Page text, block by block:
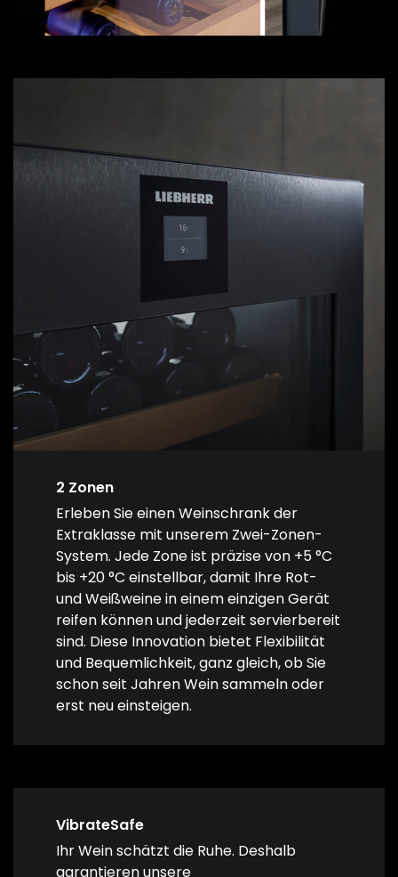
2 Zonen
Erleben Sie einen Weinschrank der
Extraklasse mit unserem Zwei-Zonen-
System. Jede Zone ist präzise von +5 °C
bis +20 °C einstellbar, damit Ihre Rot-
und Weißweine in einem einzigen Gerät
reifen können und jederzeit servierbereit
sind. Diese Innovation bietet Flexibilität
und Bequemlichkeit, ganz gleich, ob Sie
schon seit Jahren Wein sammeln oder
erst neu einsteigen.
VibrateSafe
Ihr Wein schätzt die Ruhe. Deshalb
garantieren unsere